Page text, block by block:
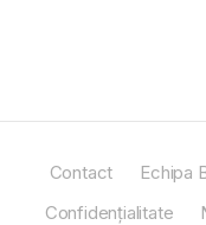
Contact Echipa
Confidențialitate